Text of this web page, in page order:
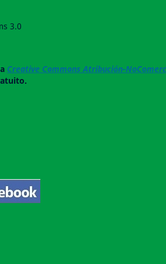
3.0
Creative Commons Atribución-